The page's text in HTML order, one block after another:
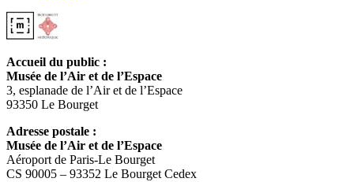
Accueil du public :
Musée de l’Air et de l’Espace
3, esplanade de l’Air et de l’Espace
93350 Le Bourget
Adresse postale :
Musée de l’Air et de l’Espace
Aéroport de Paris-Le Bourget
CS 90005 – 93352 Le Bourget Cedex